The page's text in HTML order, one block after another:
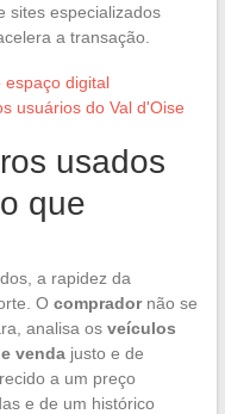
sites especializados
a transação.
espaço digital
usuários do Val d'Oise
usados
que
a rapidez da
O compradornão se
analisa os veículos
vendajusto e de
a um preço
e de um histórico